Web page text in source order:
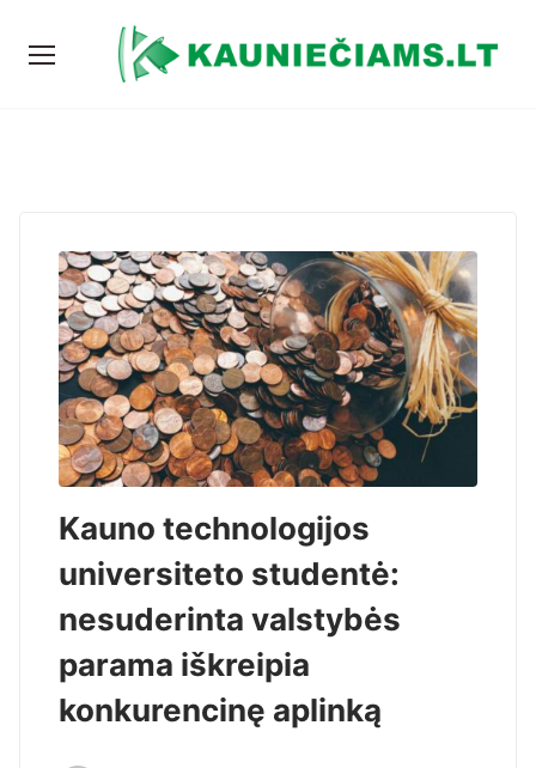
Kauno technologijos
universiteto studentė:
nesuderinta valstybės
parama iškreipia
konkurencinę aplinką